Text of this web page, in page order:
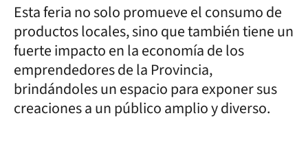
Esta feria no solo promueve el consumo de
productos locales, sino que también tiene un
fuerte impacto en la economía de los
emprendedores de la Provincia,
brindándoles un espacio para exponer sus
creaciones a un público amplio y diverso.